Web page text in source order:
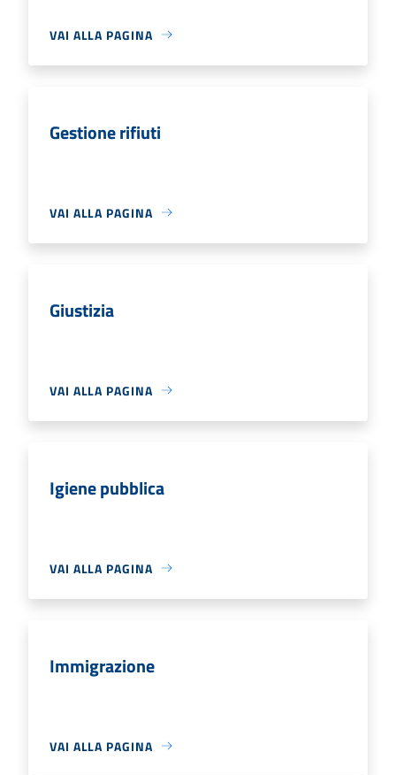
VAI ALLA PAGINA
Gestione rifiuti
VAI ALLA PAGINA
Giustizia
VAI ALLA PAGINA
Igiene pubblica
VAI ALLA PAGINA
Immigrazione
VAI ALLA PAGINA